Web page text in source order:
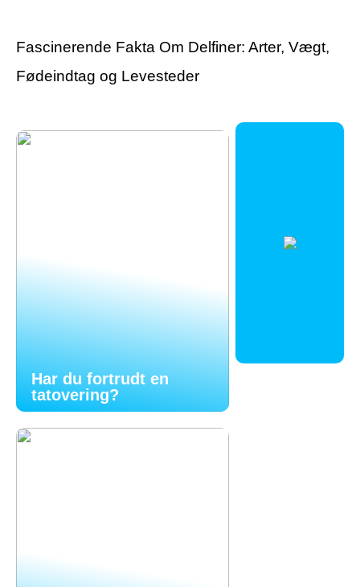
Fascinerende Fakta Om Delfiner: Arter, Vægt,
Fødeindtag og Levesteder
Har du fortrudt en
tatovering?